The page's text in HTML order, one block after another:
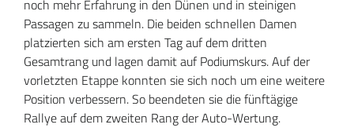
noch mehr Erfahrung in den Dünen und in steinigen
Passagen zu sammeln. Die beiden schnellen Damen
platzierten sich am ersten Tag auf dem dritten
Gesamtrang und lagen damit auf Podiumskurs. Auf der
vorletzten Etappe konnten sie sich noch um eine weitere
Position verbessern. So beendeten sie die fünftägige
Rallye auf dem zweiten Rang der Auto-Wertung.